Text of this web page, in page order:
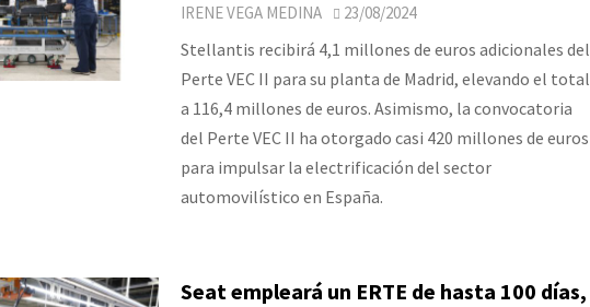
IRENE VEGA MEDINA 23/08/2024
Stellantis recibirá 4,1 millones de euros adicionales del
Perte VEC II para su planta de Madrid, elevando el total
a 116,4 millones de euros. Asimismo, la convocatoria
del Perte VEC II ha otorgado casi 420 millones de euros
para impulsar la electrificación del sector
automovilístico en España.
Seat empleará un ERTE de hasta 100 días,